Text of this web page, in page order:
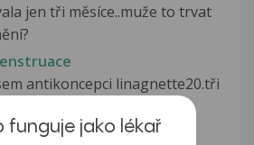
jen tři měsíce..muže to trvat
antikoncepci linagnette20.tři
ji...a...
funguje jako lékař